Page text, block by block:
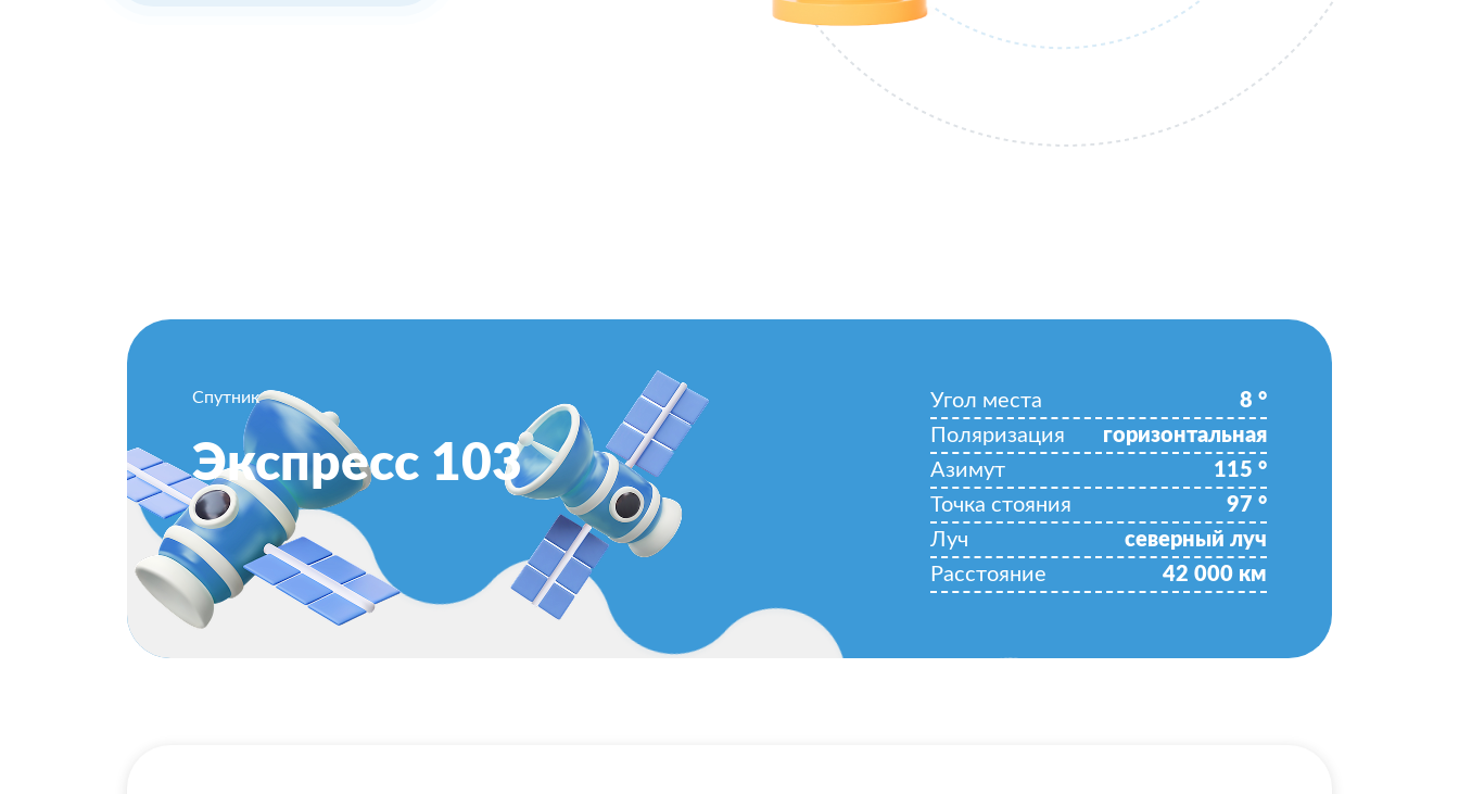
Спутник
Экспресс 103
Угол места 8 °
Поляризация
горизонтальная
Азимут
115 °
Точка стояния
97 °
Луч
северный луч
Расстояние
42 000 км